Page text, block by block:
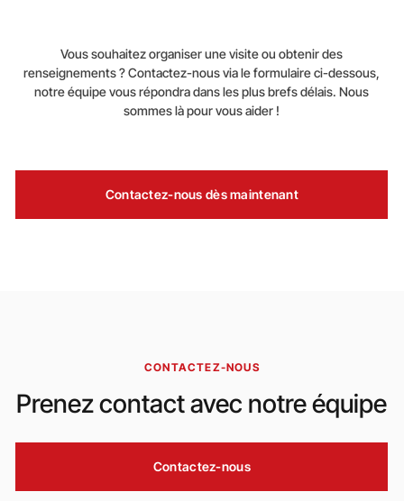
Vous souhaitez organiser une visite ou obtenir des
renseignements ? Contactez-nous via le formulaire ci-dessous,
notre équipe vous répondra dans les plus brefs délais. Nous
sommes là pour vous aider !
Contactez-nous dès maintenant
CONTACTEZ-NOUS
Prenez contact avec notre équipe
Contactez-nous